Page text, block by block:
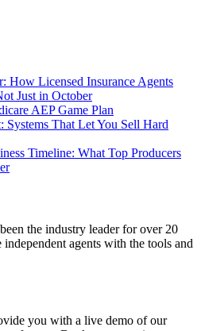
How Licensed Insurance Agents
Just in October
AEP Game Plan
That Let You Sell Hard
Timeline: What Top Producers
the industry leader for over 20
agents with the tools and
you with a live demo of our